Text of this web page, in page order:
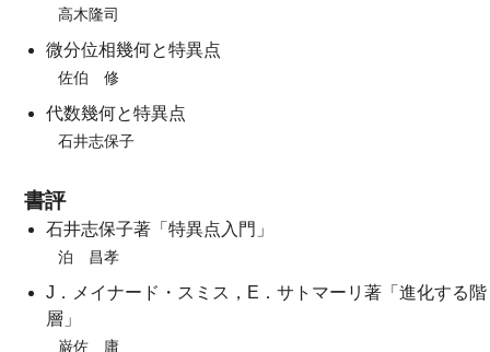
高木隆司
微分位相幾何と特異点
佐伯 修
代数幾何と特異点
石井志保子
書評
石井志保子著「特異点入門」
泊 昌孝
J．メイナード・スミス，E．サトマーリ著「進化する階
層」
巌佐 庸